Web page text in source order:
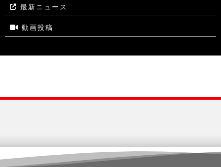
最新ニュース
動画投稿